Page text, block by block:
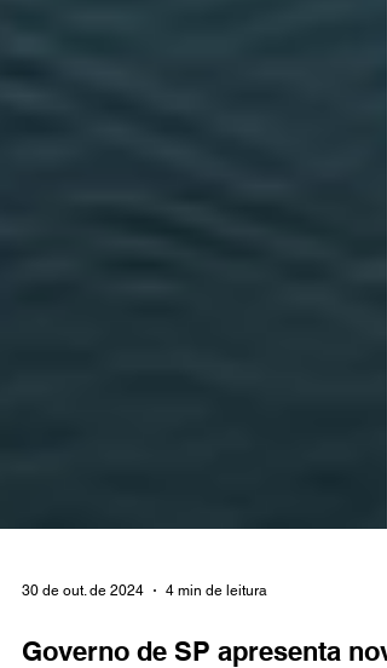
30 de out. de 2024 4 min de leitura